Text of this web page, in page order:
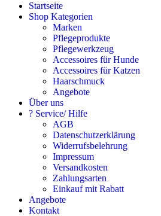
Startseite
Shop Kategorien
Marken
Pflegeprodukte
Pflegewerkzeug
Accessoires für Hunde
Accessoires für Katzen
Haarschmuck
Angebote
Über uns
? Service/ Hilfe
AGB
Datenschutzerklärung
Widerrufsbelehrung
Impressum
Versandkosten
Zahlungsarten
Einkauf mit Rabatt
Angebote
Kontakt